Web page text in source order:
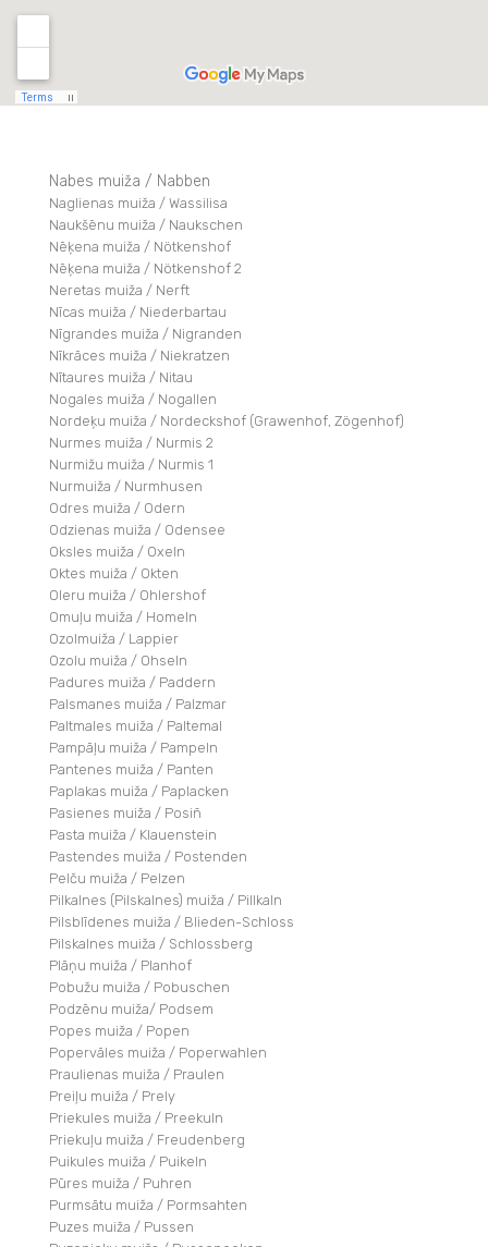
Nabes muiža / Nabben
Naglienas muiža / Wassilisa
Naukšēnu muiža / Naukschen
Nēķena muiža / Nötkenshof
Nēķena muiža / Nötkenshof 2
Neretas muiža / Nerft
Nīcas muiža / Niederbartau
Nīgrandes muiža / Nigranden
Nīkrāces muiža / Niekratzen
Nītaures muiža / Nitau
Nogales muiža / Nogallen
Nordeķu muiža / Nordeckshof (Grawenhof, Zögenhof)
Nurmes muiža / Nurmis 2
Nurmižu muiža / Nurmis 1
Nurmuiža / Nurmhusen
Odres muiža / Odern
Odzienas muiža / Odensee
Oksles muiža / Oxeln
Oktes muiža / Okten
Oleru muiža / Ohlershof
Omuļu muiža / Homeln
Ozolmuiža / Lappier
Ozolu muiža / Ohseln
Padures muiža / Paddern
Palsmanes muiža / Palzmar
Paltmales muiža / Paltemal
Pampāļu muiža / Pampeln
Pantenes muiža / Panten
Paplakas muiža / Paplacken
Pasienes muiža / Posiñ
Pasta muiža / Klauenstein
Pastendes muiža / Postenden
Pelču muiža / Pelzen
Pilkalnes (Pilskalnes) muiža / Pillkaln
Pilsblīdenes muiža / Blieden-Schloss
Pilskalnes muiža / Schlossberg
Plāņu muiža / Planhof
Pobužu muiža / Pobuschen
Podzēnu muiža/ Podsem
Popes muiža / Popen
Popervāles muiža / Poperwahlen
Praulienas muiža / Praulen
Preiļu muiža / Prely
Priekules muiža / Preekuln
Priekuļu muiža / Freudenberg
Puikules muiža / Puikeln
Pūres muiža / Puhren
Purmsātu muiža / Pormsahten
Puzes muiža / Pussen